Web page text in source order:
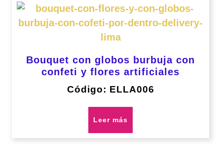
Bouquet con globos burbuja con
confeti y flores artificiales
Código: ELLA006
Leer más